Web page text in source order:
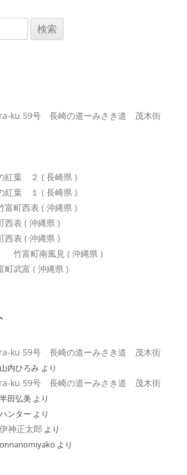
ku 59号 長崎の道ーみさき道 茂木街
紅葉 ２ ( 長崎県 )
紅葉 １ ( 長崎県 )
町西表 ( 沖縄県 )
表 ( 沖縄県 )
表 ( 沖縄県 )
竹富町南風見 ( 沖縄県 )
富 ( 沖縄県 )
ku 59号 長崎の道ーみさき道 茂木街
山内ひろみ より
ku 59号 長崎の道ーみさき道 茂木街
半田弘美 より
ハンター より
伊神正太郎 より
onnanomiyako より